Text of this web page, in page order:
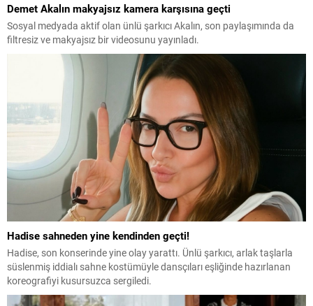
Demet Akalın makyajsız kamera karşısına geçti
Sosyal medyada aktif olan ünlü şarkıcı Akalın, son paylaşımında da
filtresiz ve makyajsız bir videosunu yayınladı.
Hadise sahneden yine kendinden geçti!
Hadise, son konserinde yine olay yarattı. Ünlü şarkıcı, arlak taşlarla
süslenmiş iddialı sahne kostümüyle dansçıları eşliğinde hazırlanan
koreografiyi kusursuzca sergiledi.